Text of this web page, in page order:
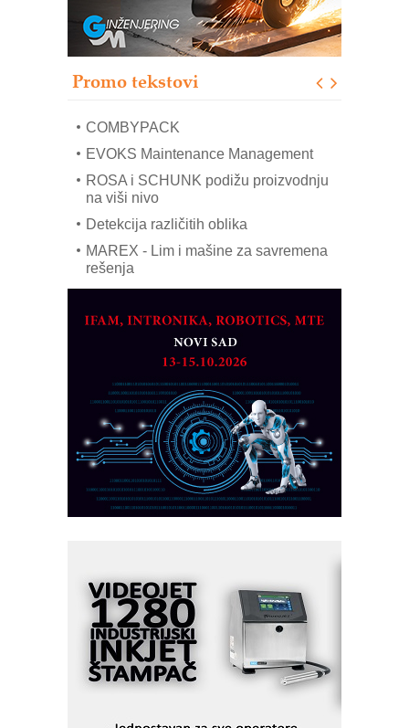
Promo tekstovi
Pranje točkova na gradilištu- standard
modernog i odgovornog građenja
mrežnog pretvarača sa tečnim
COMBYPACK
EVOKS Maintenance Management
ROSA i SCHUNK podižu proizvodnju
na viši nivo
Detekcija različitih oblika
MAREX - Lim i mašine za savremena
rešenja
partner
CTO - Prilagodite svoju toplinsku
Razvoj asortimanskog pravca MINI-
PLC AKYTEC
AUKOM: Svetski standard metrologije
dostupan u Srbiji
MOTOMAN – NEXT-Robotika vođena
veštačkom inteligencijom
I.SAFE MOBILE revolucioniše
Fleksibilno stezanje i brzo
podešavanje u proizvodnji prototipova
KIP KOP – napredna rešenja za
savremene industrijske i logističke
objekte
Alba d.o.o. – 35 godina preciznosti u